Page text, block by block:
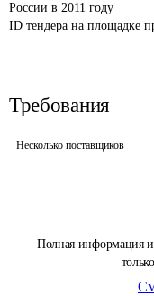
Полная информация и
России в 2011 году
ID тендера на площадке
Требования
Несколько поставщиков